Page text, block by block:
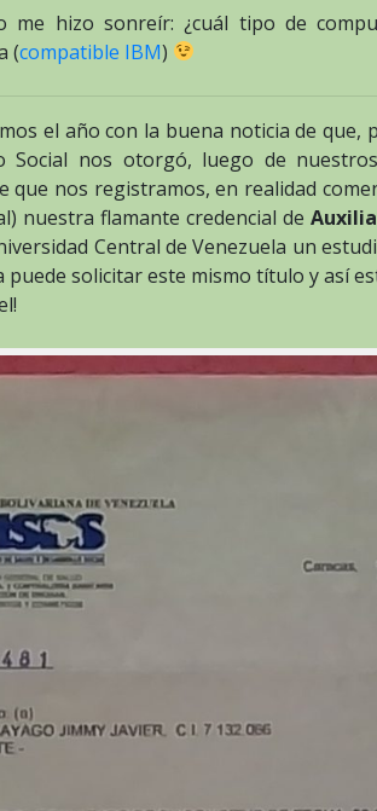
me hizo sonreír: ¿cuál tipo de
(compatible IBM)
el año con la buena noticia de que,
Social nos otorgó, luego de
que nos registramos, en realidad
nuestra flamante credencial de
Central de Venezuela un
puede solicitar este mismo título y así